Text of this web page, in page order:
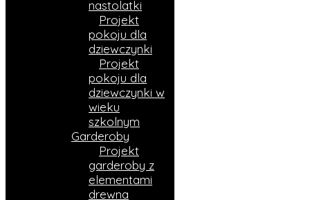
nastolatki
Projekt
pokoju dla
dziewczynki
Projekt
pokoju dla
dziewczynki w
wieku
szkolnym
Garderoby
Projekt
garderoby z
elementami
drewna